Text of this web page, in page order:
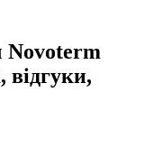
Novoterm
відгуки,